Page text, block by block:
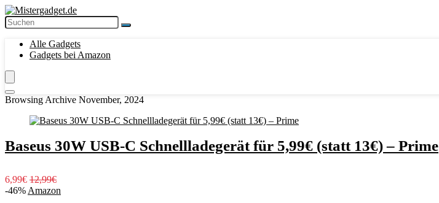
Alle Gadgets
Gadgets bei Amazon
Browsing Archive November, 2024
Baseus 30W USB-C Schnellladegerät für 5,99€ (statt 13€) – Prime
6,99€ 12,99€
-46% Amazon